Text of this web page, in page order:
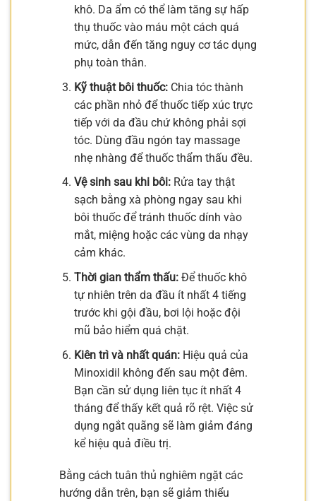
khô. Da ẩm có thể làm tăng sự hấp
thụ thuốc vào máu một cách quá
mức, dẫn đến tăng nguy cơ tác dụng
phụ toàn thân.
Kỹ thuật bôi thuốc:Chia tóc thành
các phần nhỏ để thuốc tiếp xúc trực
tiếp với da đầu chứ không phải sợi
tóc. Dùng đầu ngón tay massage
nhẹ nhàng để thuốc thẩm thấu đều.
Vệ sinh sau khi bôi:Rửa tay thật
sạch bằng xà phòng ngay sau khi
bôi thuốc để tránh thuốc dính vào
mắt, miệng hoặc các vùng da nhạy
cảm khác.
Thời gian thẩm thấu:Để thuốc khô
tự nhiên trên da đầu ít nhất 4 tiếng
trước khi gội đầu, bơi lội hoặc đội
mũ bảo hiểm quá chặt.
Kiên trì và nhất quán:Hiệu quả của
Minoxidil không đến sau một đêm.
Bạn cần sử dụng liên tục ít nhất 4
tháng để thấy kết quả rõ rệt. Việc sử
dụng ngắt quãng sẽ làm giảm đáng
kể hiệu quả điều trị.
Bằng cách tuân thủ nghiêm ngặt các
hướng dẫn trên, bạn sẽ giảm thiểu